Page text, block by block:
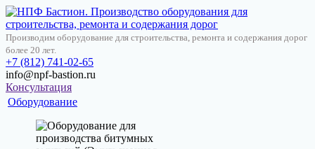
Производим оборудование для строительства, ремонта и содержания дорог
более 20 лет.
+7 (812) 741-02-65
info@npf-bastion.ru
Консультация
Оборудование